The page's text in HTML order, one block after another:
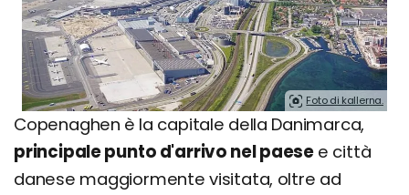
Foto di kallerna.
Copenaghen è la capitale della Danimarca,
principale punto d'arrivo nel paese e città
danese maggiormente visitata, oltre ad